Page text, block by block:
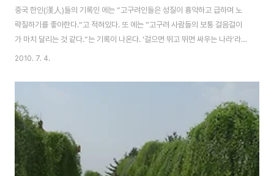
중국 한인(漢人)들의 기록인 에는 “고구려인들은 성질이 흉악하고 급하며 노
략질하기를 좋아한다.“고 적혀있다. 또 에는 ”고구려 사람들의 보통 걸음걸이
가 마치 달리는 것 같다.“는 기록이 나온다. ‘걸으면 뛰고 뛰면 싸우는 나라’라
는 이미지가 박혀 있었던 것이다. 이것은 고구려인들이 매사에 얼마나 신속한
이는 유사시 다음 동작을 민첩하게 취하기 위한 것으로 보인다. 이처럼 고구려
인은 매사에 빈틈없었다. 고구려인과 달리 중국에 협조적이었던 부여인들은 강
하고 용감하며 삼가 함이 있고 너그럽다고 묘사되어 있다. 중국인들이 고구려
인들을 얼마나 눈엣 가시로 여겼는지 알 수 있다. 이런 고구려 사람들은 상무정
신이 드높아 무예를 숭상했다...
2010. 7. 4.